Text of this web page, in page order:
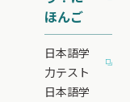
ほんご
日本語学
力テスト
日本語学